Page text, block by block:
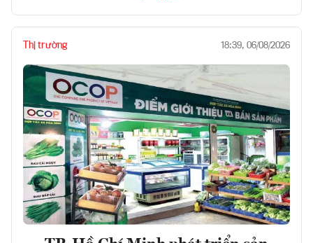
Thị trường 18:39, 06/08/2026